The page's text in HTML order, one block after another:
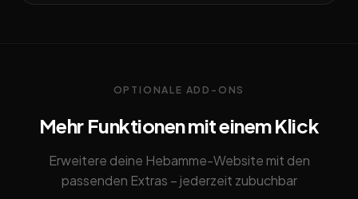
OPTIONALE ADD-ONS
Mehr Funktionen mit einem Klick
Erweitere deine Hebamme-Website mit den
passenden Extras – jederzeit zubuchbar